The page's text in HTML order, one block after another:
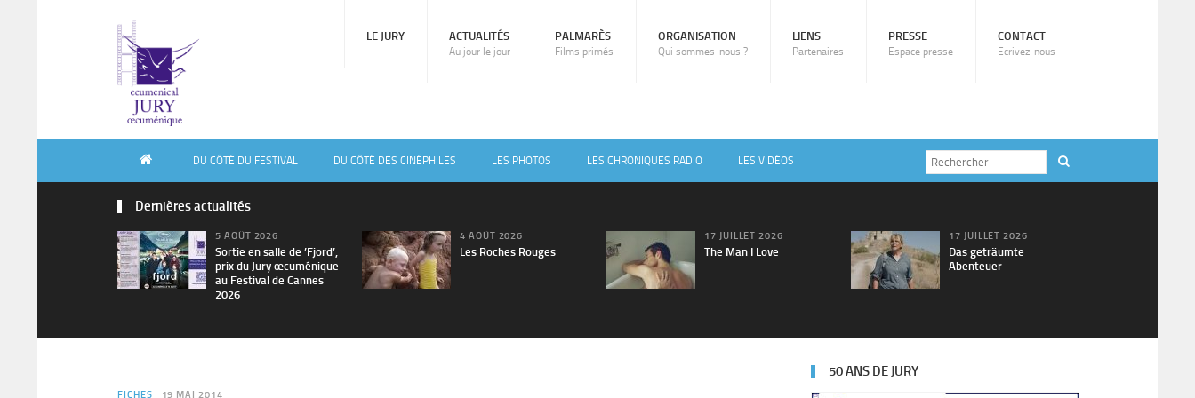
LE JURY ACTUALITÉS
Au jour le jour
PALMARÈS
Films primés
ORGANISATION
Qui sommes-nous ?
LIENS
Partenaires
PRESSE
Espace presse
CONTACT
Ecrivez-nous
DU CÔTÉ DU FESTIVAL DU CÔTÉ DES CINÉPHILES LES PHOTOS LES CHRONIQUES RADIO LES VIDÉOS
Dernières actualités
5 AOÛT 2026
Sortie en salle de ’Fjord’,
prix du Jury œcuménique
au Festival de Cannes
2026
4 AOÛT 2026
Les Roches Rouges
17 JUILLET 2026
The Man I Love
17 JUILLET 2026
Das geträumte
Abenteuer
FICHES 19 MAI 2014
50 ANS DE JURY